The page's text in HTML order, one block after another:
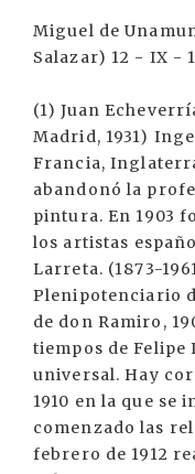
Miguel de
Salazar) 12 - IX -
(1) Juan
Madrid, 1931)
Francia,
abandonó la
pintura. En 1903
los artistas
Larreta. (1873-
Plenipotenciario
de don Ramiro,
tiempos de Felipe
universal. Hay
1910 en la que se
comenzado las
febrero de 1912